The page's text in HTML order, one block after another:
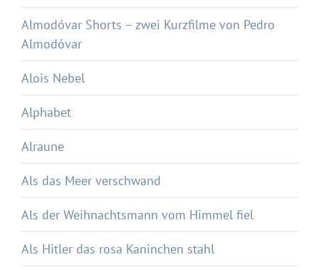
Almodóvar Shorts – zwei Kurzfilme von Pedro
Almodóvar
Alois Nebel
Alphabet
Alraune
Als das Meer verschwand
Als der Weihnachtsmann vom Himmel fiel
Als Hitler das rosa Kaninchen stahl